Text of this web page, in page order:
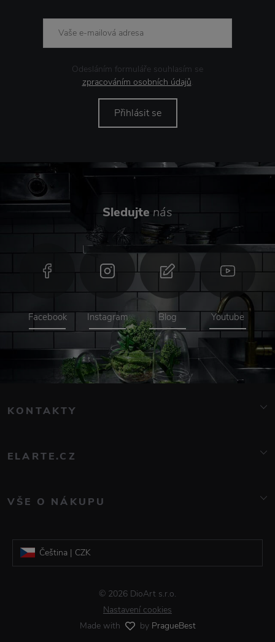
Odesláním formuláře souhlasím se
zpracováním osobních údajů.
Přihlásit se
Sledujte nás
Facebook Instagram Blog Youtube
KONTAKTY
776 081 000
ELARTE.CZ
Kontakt
Galerie DioArt
VŠE O NÁKUPU
Reklamace a vrácení zboží
Obchodní podmínky
Čeština | CZK
© 2026 DioArt s.r.o.
Nastavení cookies
Made with
by PragueBest